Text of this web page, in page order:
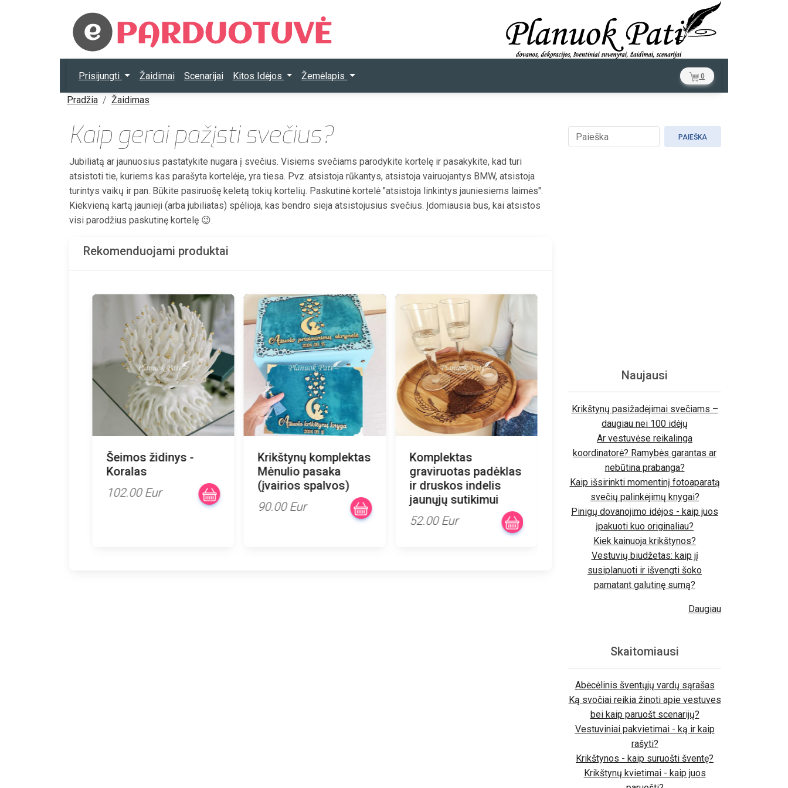
Prisijungti Žaidimai Scenarijai Kitos Idėjos Žemėlapis 0
Pradžia Žaidimas
Kaip gerai pažįsti svečius?
Jubiliatą ar jaunuosius pastatykite nugara į svečius. Visiems svečiams parodykite kortelę ir pasakykite, kad turi
atsistoti tie, kuriems kas parašyta kortelėje, yra tiesa. Pvz. atsistoja rūkantys, atsistoja vairuojantys BMW, atsistoja
turintys vaikų ir pan. Būkite pasiruošę keletą tokių kortelių. Paskutinė kortelė "atsistoja linkintys jauniesiems laimės".
Kiekvieną kartą jaunieji (arba jubiliatas) spėlioja, kas bendro sieja atsistojusius svečius. Įdomiausia bus, kai atsistos
visi parodžius paskutinę kortelę 😉.
Rekomenduojami produktai
Šeimos židinys -
Koralas
102.00 Eur
Krikštynų komplektas
Mėnulio pasaka
(įvairios spalvos)
90.00 Eur
Komplektas
graviruotas padėklas
ir druskos indelis
jaunųjų sutikimui
52.00 Eur
PAIEŠKA
Naujausi
Krikštynų pasižadėjimai svečiams –
daugiau nei 100 idėjų
Ar vestuvėse reikalinga
koordinatorė? Ramybės garantas ar
nebūtina prabanga?
Kaip išsirinkti momentinį fotoaparatą
svečių palinkėjimų knygai?
Pinigų dovanojimo idėjos - kaip juos
įpakuoti kuo originaliau?
Kiek kainuoja krikštynos?
Vestuvių biudžetas: kaip jį
susiplanuoti ir išvengti šoko
pamatant galutinę sumą?
Daugiau
Skaitomiausi
Abėcėlinis šventųjų vardų sąrašas
Ką svočiai reikia žinoti apie vestuves
bei kaip paruošt scenarijų?
Vestuviniai pakvietimai - ką ir kaip
rašyti?
Krikštynos - kaip suruošti šventę?
Krikštynų kvietimai - kaip juos